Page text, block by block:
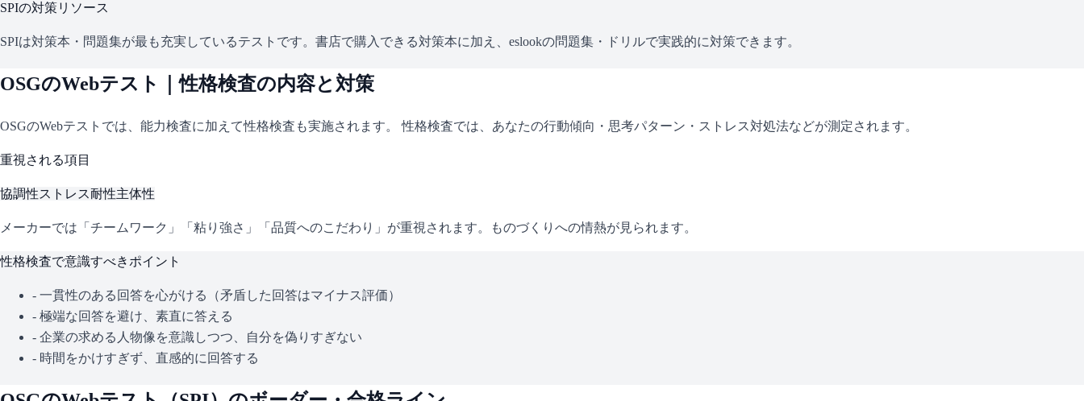
SPIの対策リソース
SPIは対策本・問題集が最も充実しているテストです。書店で購入できる対策本に加え、eslookの問題集・ドリルで実践的に対策できます。
OSGのWebテスト｜性格検査の内容と対策
OSGのWebテストでは、能力検査に加えて性格検査も実施されます。 性格検査では、あなたの行動傾向・思考パターン・ストレス対処法などが測定されます。
重視される項目
協調性ストレス耐性主体性
メーカーでは「チームワーク」「粘り強さ」「品質へのこだわり」が重視されます。ものづくりへの情熱が見られます。
性格検査で意識すべきポイント
- 一貫性のある回答を心がける（矛盾した回答はマイナス評価）
- 極端な回答を避け、素直に答える
- 企業の求める人物像を意識しつつ、自分を偽りすぎない
- 時間をかけすぎず、直感的に回答する